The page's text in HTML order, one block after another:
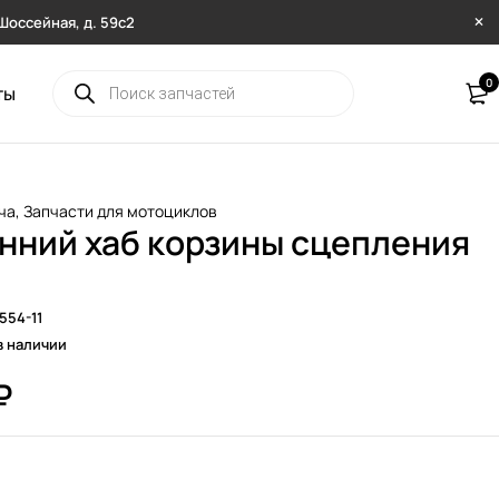
д. 59с2
0
,Запчасти для мотоциклов
хаб корзины сцепления
11
наличии